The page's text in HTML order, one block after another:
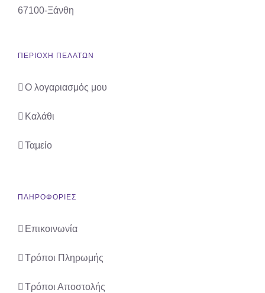
67100-Ξάνθη
ΠΕΡΙΟΧΗ ΠΕΛΑΤΩΝ
Ο λογαριασμός μου
Καλάθι
Ταμείο
ΠΛΗΡΟΦΟΡΙΕΣ
Επικοινωνία
Τρόποι Πληρωμής
Τρόποι Αποστολής